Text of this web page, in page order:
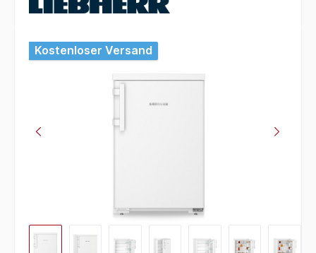
Bildergalerie überspringen
Kostenloser Versand